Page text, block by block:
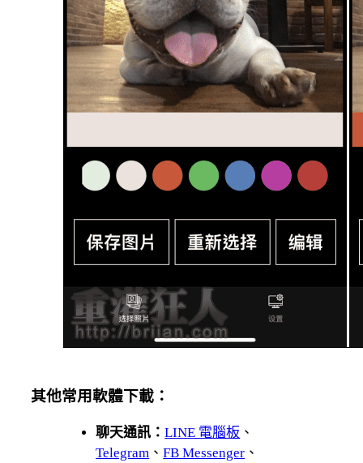
其他常用軟體下載：
聊天通訊：LINE 電腦板 、
Telegram 、FB Messenger 、